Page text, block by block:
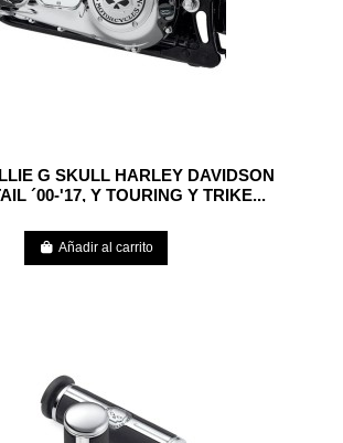
G SKULL HARLEY DAVIDSON
´00-'17, Y TOURING Y TRIKE...
Añadir al carrito